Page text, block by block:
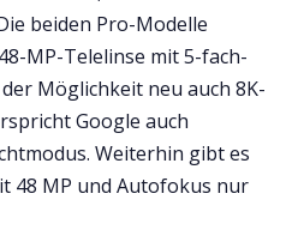
beiden Pro-Modelle
MP-Telelinse mit 5-fach-
Möglichkeit neu auch 8K-
Google auch
Weiterhin gibt es
48 MP und Autofokus nur